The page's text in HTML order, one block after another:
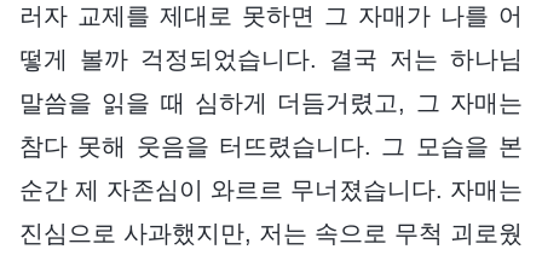
러자 교제를 제대로 못하면 그 자매가 나를 어
떻게 볼까 걱정되었습니다. 결국 저는 하나님
말씀을 읽을 때 심하게 더듬거렸고, 그 자매는
참다 못해 웃음을 터뜨렸습니다. 그 모습을 본
순간 제 자존심이 와르르 무너졌습니다. 자매는
진심으로 사과했지만, 저는 속으로 무척 괴로웠